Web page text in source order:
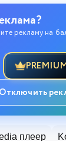
рекламу на
Отключить
плеер